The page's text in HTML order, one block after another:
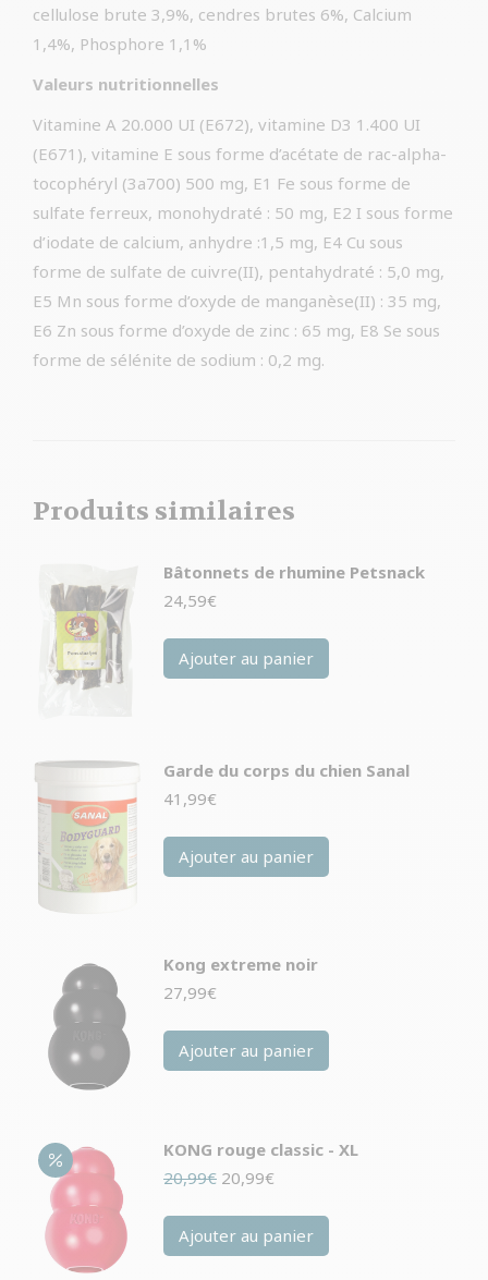
cellulose brute 3,9%, cendres brutes 6%, Calcium
1,4%, Phosphore 1,1%
Valeurs nutritionnelles
Vitamine A 20.000 UI (E672), vitamine D3 1.400 UI
(E671), vitamine E sous forme d’acétate de rac-alpha-
tocophéryl (3a700) 500 mg, E1 Fe sous forme de
sulfate ferreux, monohydraté : 50 mg, E2 I sous forme
d’iodate de calcium, anhydre :1,5 mg, E4 Cu sous
forme de sulfate de cuivre(II), pentahydraté : 5,0 mg,
E5 Mn sous forme d’oxyde de manganèse(II) : 35 mg,
E6 Zn sous forme d’oxyde de zinc : 65 mg, E8 Se sous
forme de sélénite de sodium : 0,2 mg.
Produits similaires
Bâtonnets de rhumine Petsnack
24,59€
Ajouter au panier
Garde du corps du chien Sanal
41,99€
Ajouter au panier
Kong extreme noir
27,99€
Ajouter au panier
KONG rouge classic - XL
20,99€ Le
initial
était :
20,99€.
20,99€
actuel
est :
20,99€.
Ajouter au panier